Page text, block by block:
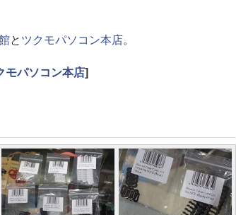
と ツクモパソコン本店。
モパソコン本店]